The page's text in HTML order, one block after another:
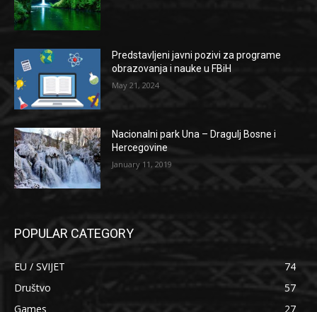
Predstavljeni javni pozivi za programe
obrazovanja i nauke u FBiH
May 21, 2024
Nacionalni park Una – Dragulj Bosne i
Hercegovine
January 11, 2019
POPULAR CATEGORY
EU / SVIJET
74
Društvo
57
Games
27